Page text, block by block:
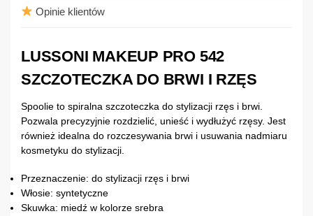
Opinie klientów
LUSSONI MAKEUP PRO 542
SZCZOTECZKA DO BRWI I RZĘS
Spoolie to spiralna szczoteczka do stylizacji rzęs i brwi.
Pozwala precyzyjnie rozdzielić, unieść i wydłużyć rzęsy. Jest
również idealna do rozczesywania brwi i usuwania nadmiaru
kosmetyku do stylizacji.
Przeznaczenie: do stylizacji rzęs i brwi
Włosie: syntetyczne
Skuwka: miedź w kolorze srebra